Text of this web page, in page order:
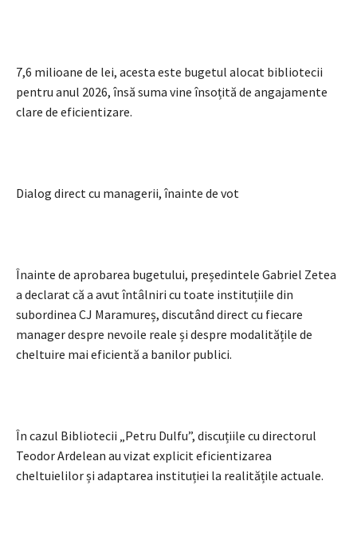
7,6 milioane de lei, acesta este bugetul alocat bibliotecii
pentru anul 2026, însă suma vine însoțită de angajamente
clare de eficientizare.
Dialog direct cu managerii, înainte de vot
Înainte de aprobarea bugetului, președintele Gabriel Zetea
a declarat că a avut întâlniri cu toate instituțiile din
subordinea CJ Maramureș, discutând direct cu fiecare
manager despre nevoile reale și despre modalitățile de
cheltuire mai eficientă a banilor publici.
În cazul Bibliotecii „Petru Dulfu”, discuțiile cu directorul
Teodor Ardelean au vizat explicit eficientizarea
cheltuielilor și adaptarea instituției la realitățile actuale.